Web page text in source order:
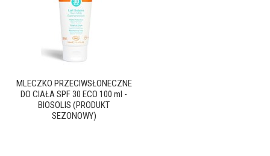
MLECZKO PRZECIWSŁONECZNE
DO CIAŁA SPF 30 ECO 100 ml -
BIOSOLIS (PRODUKT
SEZONOWY)